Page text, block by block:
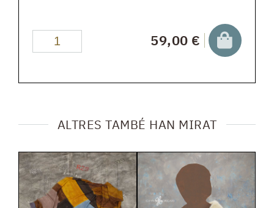
59,00 €
ALTRES TAMBÉ HAN MIRAT